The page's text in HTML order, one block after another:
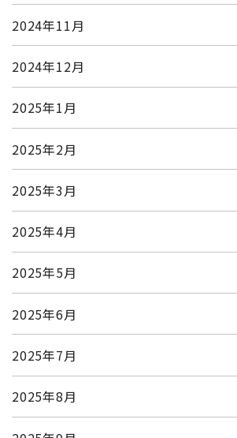
2024年11月
2024年12月
2025年1月
2025年2月
2025年3月
2025年4月
2025年5月
2025年6月
2025年7月
2025年8月